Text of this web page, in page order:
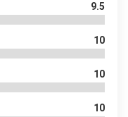
9.5
10
10
10